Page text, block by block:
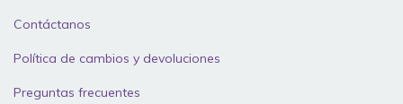
Contáctanos
Política de cambios y devoluciones
Preguntas frecuentes